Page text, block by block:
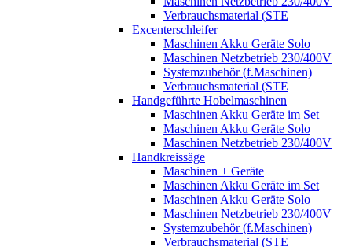
Verbrauchsmaterial (STE
Excenterschleifer
Maschinen Akku Geräte Solo
Maschinen Netzbetrieb 230/400V
Systemzubehör (f.Maschinen)
Verbrauchsmaterial (STE
Handgeführte Hobelmaschinen
Maschinen Akku Geräte im Set
Maschinen Akku Geräte Solo
Maschinen Netzbetrieb 230/400V
Handkreissäge
Maschinen + Geräte
Maschinen Akku Geräte im Set
Maschinen Akku Geräte Solo
Maschinen Netzbetrieb 230/400V
Systemzubehör (f.Maschinen)
Verbrauchsmaterial (STE